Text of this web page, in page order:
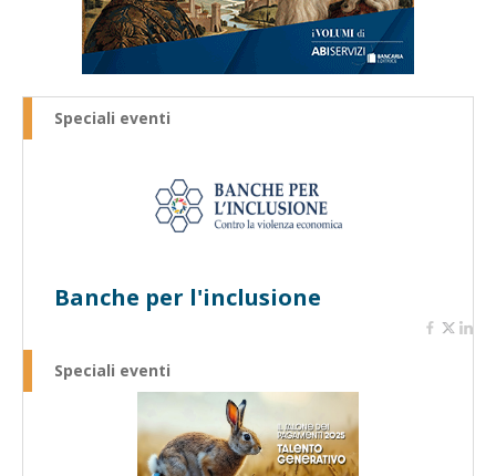
Speciali eventi
Banche per l'inclusione
Speciali eventi